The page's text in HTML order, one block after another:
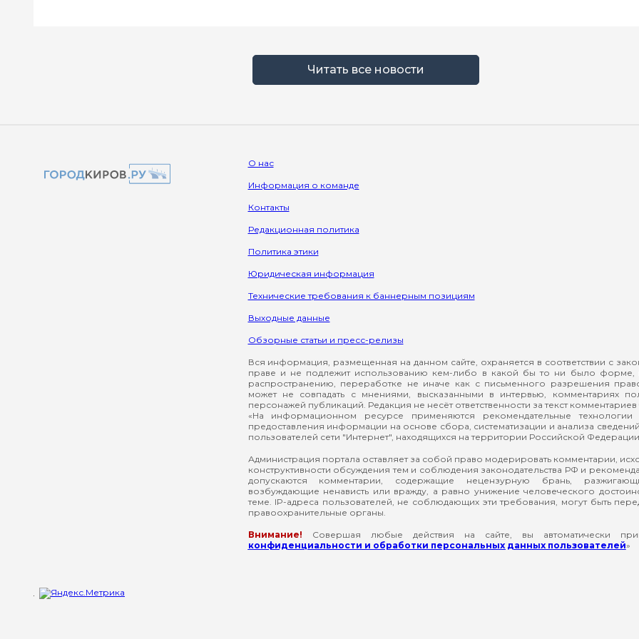
Читать все новости
О нас
Информация о команде
Контакты
Редакционная политика
Политика этики
Юридическая информация
Технические требования к баннерным позициям
Выходные данные
Обзорные статьи и пресс-релизы
Вся информация, размещенная на данном сайте, охраняется в соответствии с
праве и не подлежит использованию кем-либо в какой бы то ни было форме,
распространению, переработке не иначе как с письменного разрешения
может не совпадать с мнениями, высказанными в интервью, комментариях
персонажей публикаций. Редакция не несёт ответственности за текст комментариев
«На информационном ресурсе применяются рекомендательные технологии
предоставления информации на основе сбора, систематизации и анализа
пользователей сети "Интернет", находящихся на территории Российской
Администрация портала оставляет за собой право модерировать комментарии,
конструктивности обсуждения тем и соблюдения законодательства РФ и
допускаются комментарии, содержащие нецензурную брань,
возбуждающие ненависть или вражду, а равно унижение человеческого
теме. IP-адреса пользователей, не соблюдающих эти требования, могут быть
правоохранительные органы.
Внимание! Совершая любые действия на сайте, вы автоматически
конфиденциальности и обработки персональных данных пользователей»